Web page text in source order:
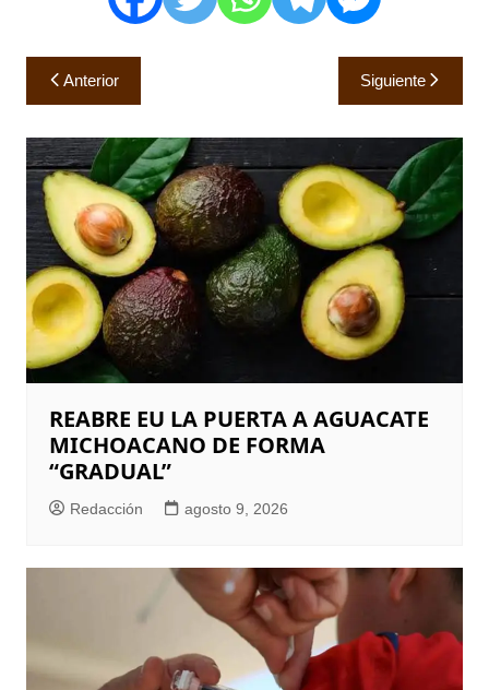
Navegación
de
entradas
Anterior Siguiente
REABRE EU LA PUERTA A AGUACATE
MICHOACANO DE FORMA
“GRADUAL”
Redacción agosto 9, 2026